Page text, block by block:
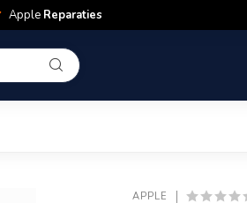
Apple Reparaties
APPLE